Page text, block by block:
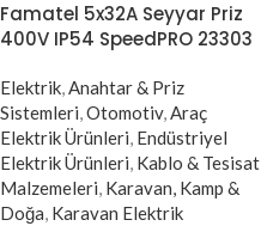
NYA kabloların güvenli, hızlı ve
düzenli şekilde birleştirilmesini
elemanıdır.
Yaylı (vidasız) bağlantı sistemi
sayesinde kabloları güçlü şekilde
kavrar, temas kaybını önler ve
uzun ömürlü kullanım sunar. 3
Famatel 5x32A Seyyar Priz
400V IP54 SpeedPRO 23303
Elektrik,Anahtar & Priz
Sistemleri,Otomotiv,Araç
Elektrik Ürünleri, Endüstriyel
Elektrik Ürünleri, Kablo & Tesisat
Malzemeleri, Karavan, Kamp &
Doğa, Karavan Elektrik